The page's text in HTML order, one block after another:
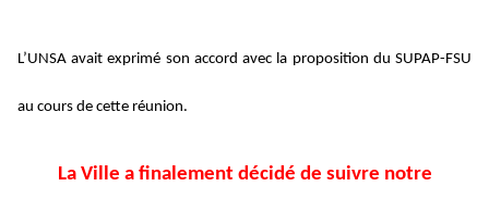
L’UNSA avait exprimé son accord avec la proposition du SUPAP-FSU
au cours de cette réunion.
La Ville a finalement décidé de suivre notre